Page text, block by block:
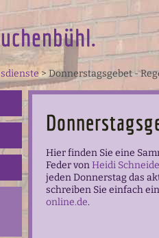
> Donnerstagsgebet -
Hier finden Sie eine
Feder vonHeidi
jeden Donnerstag das
schreiben Sie einfach
online.de.